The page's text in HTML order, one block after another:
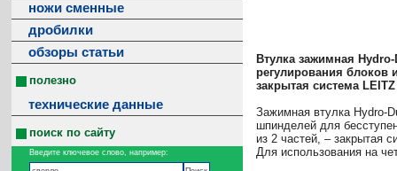
ножи сменные
дробилки
обзоры статьи
полезно
технические данные
поиск по сайту
Введите ключевое слово, например:
Втулка зажимная
регулирования блоков
закрытая система LEITZ
Зажимная втулка Hydro-
шпинделей для
из 2 частей, – закрытая
Для использования на